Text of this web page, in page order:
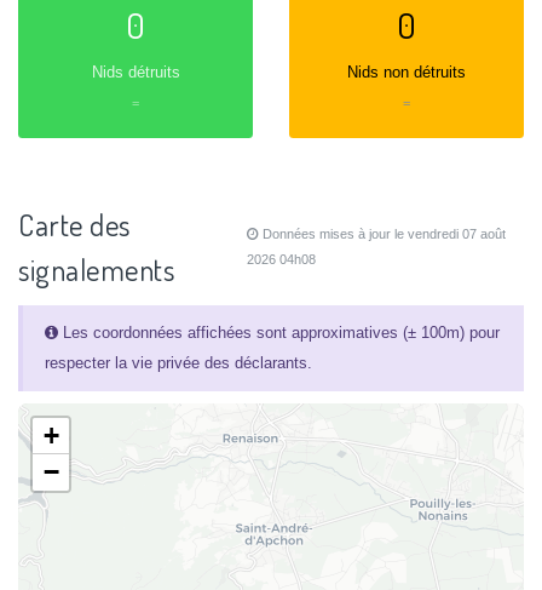
0
Nids détruits
=
0
Nids non détruits
=
Carte des
signalements
Données mises à jour le vendredi 07 août
2026 04h08
Les coordonnées affichées sont approximatives (± 100m) pour
respecter la vie privée des déclarants.
+
−